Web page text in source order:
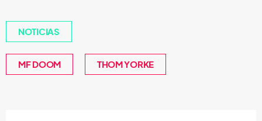
NOTICIAS
MF DOOM THOM YORKE